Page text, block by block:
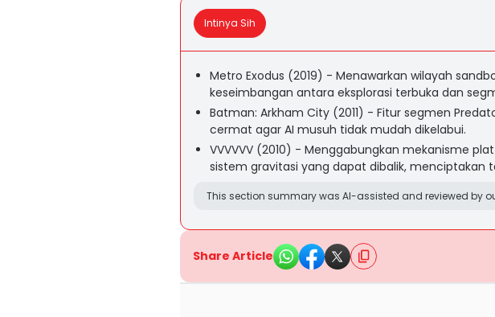
Intinya Sih
Metro Exodus (2019) - Menawarkan wilayah
keseimbangan antara eksplorasi terbuka dan
Batman: Arkham City (2011) - Fitur segmen
cermat agar AI musuh tidak mudah dikelabui.
VVVVVV (2010) - Menggabungkan mekanisme
sistem gravitasi yang dapat dibalik, menciptakan
This section summary was AI-assisted and reviewed by
Share Article